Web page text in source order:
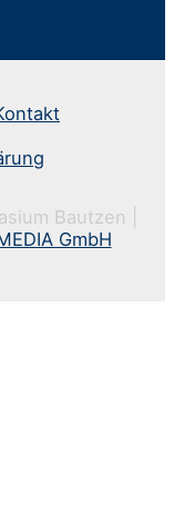
Bautzen |
GmbH